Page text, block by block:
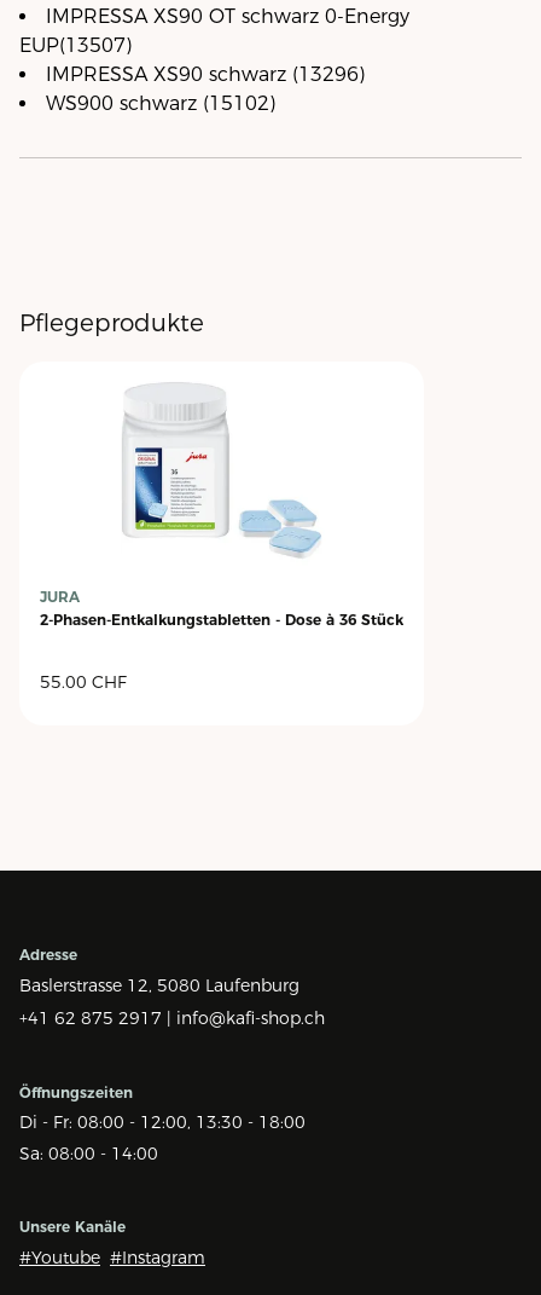
IMPRESSA XS90 OT schwarz 0-Energy
EUP(13507)
IMPRESSA XS90 schwarz (13296)
WS900 schwarz (15102)
Pflegeprodukte
JURA
2-Phasen-Entkalkungstabletten - Dose à 36 Stück
55.00 CHF
Adresse
Baslerstrasse 12, 5080 Laufenburg
+41 62 875 2917 | info@kafi-shop.ch
Öffnungszeiten
Di - Fr: 08:00 - 12:00, 13:30 - 18:00
Sa: 08:00 - 14:00
Unsere Kanäle
#Youtube #Instagram